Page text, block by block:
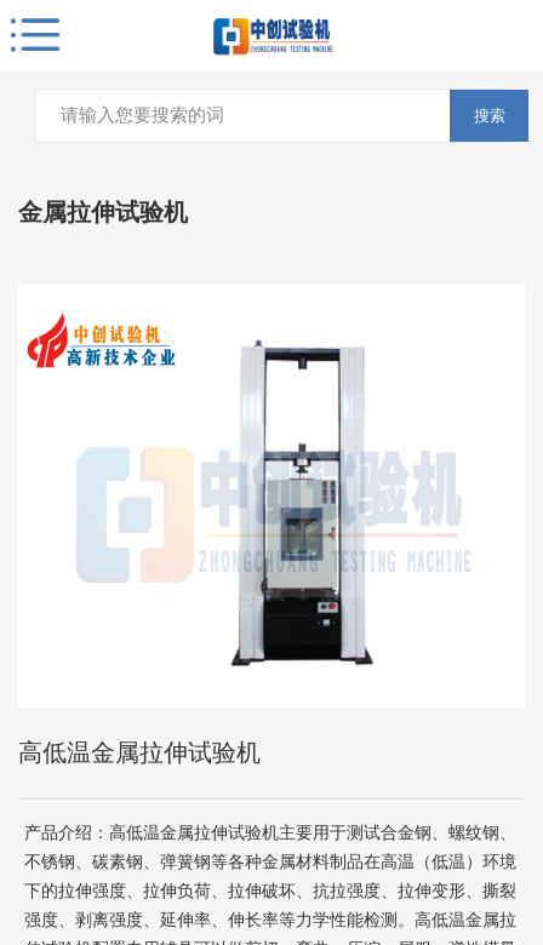
搜索
金属拉伸试验机
高低温金属拉伸试验机
产品介绍：高低温金属拉伸试验机主要用于测试合金钢、螺纹钢、
不锈钢、碳素钢、弹簧钢等各种金属材料制品在高温（低温）环境
下的拉伸强度、拉伸负荷、拉伸破坏、抗拉强度、拉伸变形、撕裂
强度、剥离强度、延伸率、伸长率等力学性能检测。高低温金属拉